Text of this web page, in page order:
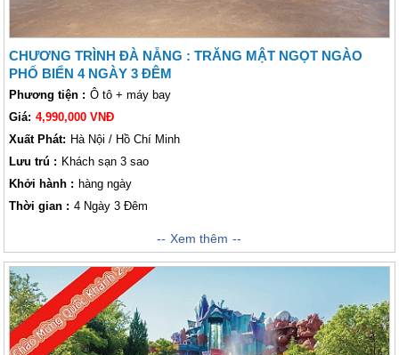
CHƯƠNG TRÌNH ĐÀ NẴNG : TRĂNG MẬT NGỌT NGÀO
PHỐ BIỂN 4 NGÀY 3 ĐÊM
Phương tiện : Ô tô + máy bay
Giá: 4,990,000 VNĐ
Xuất Phát: Hà Nội / Hồ Chí Minh
Lưu trú : Khách sạn 3 sao
Khởi hành : hàng ngày
Thời gian : 4 Ngày 3 Đêm
Đà Nẵng là địa điểm nghỉ tuần trăng mật lý tưởng cho các đôi vợ chồng
son, với khí hậu gần như ôn hòa quanh năm, tới đây các bạn sẽ được
tận hưởng trọn vẹn phong cảnh từ núi, rừng đến những bãi biển tuyệt
đẹp và những địa danh nổi tiếng như Bà Nà hills - bạn sẽ cảm nhận, bởi
cái vẻ huyền ảo, mênh mang,tĩnh lặng như lạc vào cõi bồng lai tiên cảnh
trước sự mờ ảo huyền bí của đất trời, biễn Mỹ Khê nắng vàng cát trắng
biển xanh tuyệt đjep, Ngũ Hành Sơn kỳ vĩ với những sườn núi dốc đứng
Xem thêm